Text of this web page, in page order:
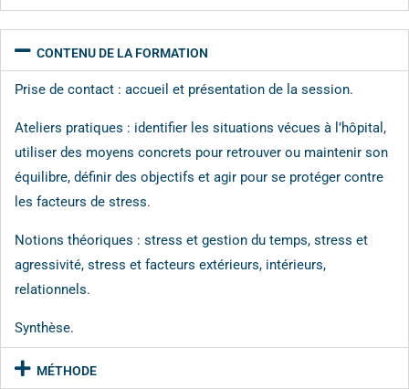
CONTENU DE LA FORMATION
Prise de contact : accueil et présentation de la session.
Ateliers pratiques : identifier les situations vécues à l’hôpital,
utiliser des moyens concrets pour retrouver ou maintenir son
équilibre, définir des objectifs et agir pour se protéger contre
les facteurs de stress.
Notions théoriques : stress et gestion du temps, stress et
agressivité, stress et facteurs extérieurs, intérieurs,
relationnels.
Synthèse.
MÉTHODE